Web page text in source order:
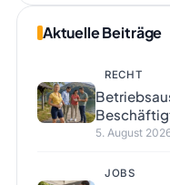
Aktuelle Beiträge
RECHT
5. August
JOBS